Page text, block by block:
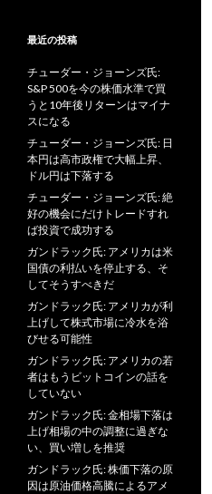
最近の投稿
チューダー・ジョーンズ氏:
S&P 500を今の株価水準で買
うと10年後リターンはマイナ
スになる
チューダー・ジョーンズ氏: 日
本円は高市政権で大幅上昇、
ドル円は下落する
チューダー・ジョーンズ氏: 絶
好の機会にだけトレードすれ
ば投資で成功する
ガンドラック氏: アメリカは米
国債の利払いを停止する、そ
してそうすべきだ
ガンドラック氏: アメリカが利
上げして株式市場に冷水を浴
びせる可能性
ガンドラック氏: アメリカの若
者はもうビットコインの話を
していない
ガンドラック氏: 金相場下落は
上げ相場の中の調整に過ぎな
い、買い増しを推奨
ガンドラック氏: 株価下落の原
因は原油価格高騰によるアメ